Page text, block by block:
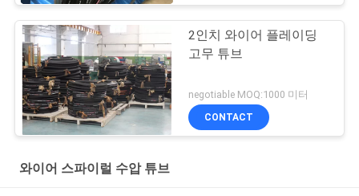
2인치 와이어 플레이딩
고무 튜브
negotiable MOQ:1000 미터
CONTACT
와이어 스파이럴 수압 튜브